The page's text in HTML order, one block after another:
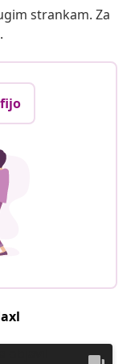
strankam. Za